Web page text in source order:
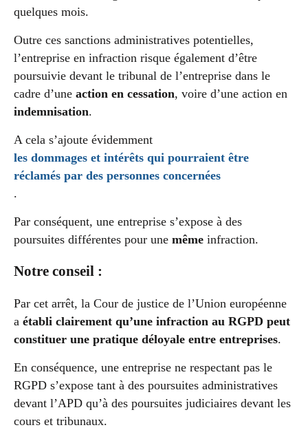
quelques mois.
Outre ces sanctions administratives potentielles,
l’entreprise en infraction risque également d’être
poursuivie devant le tribunal de l’entreprise dans le
cadre d’une action en cessation, voire d’une action en
indemnisation.
A cela s’ajoute évidemment
les dommages et intérêts qui pourraient être
réclamés par des personnes concernées
.
Par conséquent, une entreprise s’expose à des
poursuites différentes pour une même infraction.
Notre conseil :
Par cet arrêt, la Cour de justice de l’Union européenne
a établi clairement qu’une infraction au RGPD peut
constituer une pratique déloyale entre entreprises.
En conséquence, une entreprise ne respectant pas le
RGPD s’expose tant à des poursuites administratives
devant l’APD qu’à des poursuites judiciaires devant les
cours et tribunaux.